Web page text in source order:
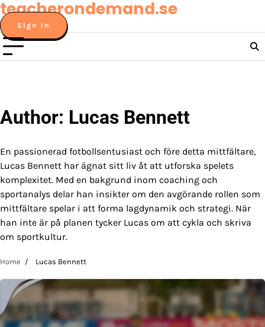
Skip
to
content
teacherondemand.se
Sign In
Author: Lucas Bennett
En passionerad fotbollsentusiast och före detta mittfältare,
Lucas Bennett har ägnat sitt liv åt att utforska spelets
komplexitet. Med en bakgrund inom coaching och
sportanalys delar han insikter om den avgörande rollen som
mittfältare spelar i att forma lagdynamik och strategi. När
han inte är på planen tycker Lucas om att cykla och skriva
om sportkultur.
Home Lucas Bennett